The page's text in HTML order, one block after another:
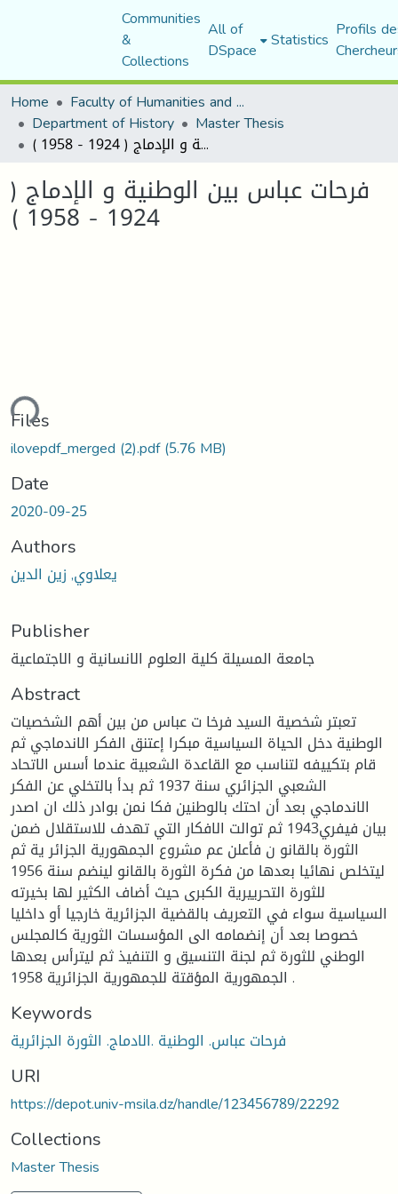
Communities
&
Collections
All of
DSpace Statistics Profils
Home
Faculty of Humanities and Social Sciences
Department of History Master Thesis
فرحات عباس بين الوطنية و الإدماج ( 1924 - 1958 )
فرحات عباس بين الوطنية و الإدماج (
1924 - 1958 )
Files
ilovepdf_merged (2).pdf(5.76 MB)
Date
2020-09-25
Authors
يعلاوي, زين الدين
Publisher
جامعة المسيلة كلية العلوم الانسانية و الاجتماعية
Abstract
تعبتر شخصية السيد فرخا ت عباس من بين أهم الشخصيات
الوطنية دخل الحياة السياسية مبكرا إعتنق الفكر الاندماجي ثم
قام بتكييفه لتناسب مع القاعدة الشعبية عندما أسس الاتحاد
الشعبي الجزائري سنة 1937 ثم بدأ بالتخلي عن الفكر
الاندماجي بعد أن احتك بالوطنين فكا نمن بوادر ذلك ان اصدر
بيان فيفري1943 ثم توالت الافكار التي تهدف للاستقلال ضمن
الثورة بالقانو ن فأعلن عم مشروع الجمهورية الجزائر ية ثم
ليتخلص نهائيا بعدها من فكرة الثورة بالقانو لينضم سنة 1956
للثورة التحرييرية الكبرى حيث أضاف الكثير لها بخيرته
السياسية سواء في التعريف بالقضية الجزائرية خارجيا أو داخليا
خصوصا بعد أن إنضمامه الى المؤسسات الثورية كالمجلس
الوطني للثورة ثم لجنة التنسيق و التنفيذ ثم ليترأس بعدها
الجمهورية المؤقتة للجمهورية الجزائرية 1958 .
Keywords
فرحات عباس. الوطنية .الادماج. الثورة الجزائرية
URI
https://depot.univ-msila.dz/handle/123456789/22292
Collections
Master Thesis